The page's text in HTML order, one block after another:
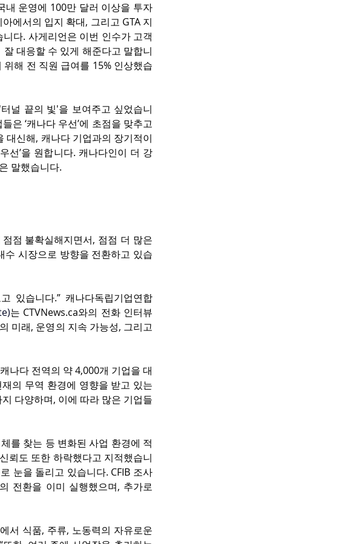
내 운영에 100만 달러 이상을 투자
에서의 입지 확대, 그리고 GTA 지
다. 사게리언은 이번 인수가 고객
대응할 수 있게 해준다고 말합니
해 전 직원 급여를 15% 인상했습
널 끝의 빛'을 보여주고 싶었습니
은 ‘캐나다 우선’에 초점을 맞추고
대신해, 캐나다 기업과의 장기적이
선’을 원합니다. 캐나다인이 더 강
말했습니다.
점 불확실해지면서, 점점 더 많은
시장으로 방향을 전환하고 있습
있습니다.” 캐나다독립기업연합
는 CTVNews.ca와의 전화 인터뷰
미래, 운영의 지속 가능성, 그리고
나다 전역의 약 4,000개 기업을 대
의 무역 환경에 영향을 받고 있는
다양하며, 이에 따라 많은 기업들
를 찾는 등 변화된 사업 환경에 적
뢰도 또한 하락했다고 지적했습니
눈을 돌리고 있습니다. CFIB 조사
전환을 이미 실행했으며, 추가로
서 식품, 주류, 노동력의 자유로운